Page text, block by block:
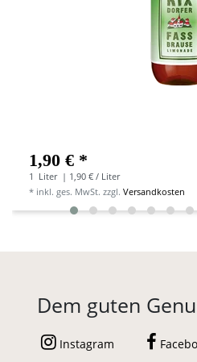
1,90 € *
1 Liter | 1,90 € / Liter
* inkl. ges. MwSt. zzgl.Versandkosten
Dem guten
Instagram